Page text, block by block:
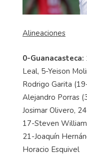
Alineaciones
0-Guanacasteca:
Leal, 5-Yeison
Rodrigo Garita
Alejandro Porras
Josimar Olivero,
17-Steven
21-Joaquín
Horacio Esquivel